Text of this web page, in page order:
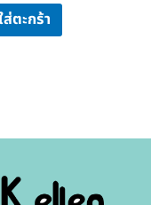
ตะกร้า